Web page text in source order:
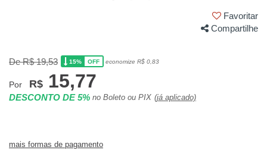
Favoritar
Compartilhe
De R$ 19,53 15% OFF economize R$ 0,83
Por R$ 15,77
DESCONTO DE 5% no Boleto ou PIX (já aplicado)
mais formas de pagamento